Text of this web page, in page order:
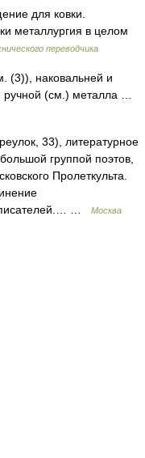
для ковки.
металлургия в целом
переводчика
(3)), наковальней и
ручной (см.) металла …
33), литературное
группой поэтов,
Пролеткульта.
писателей.… …
Москва